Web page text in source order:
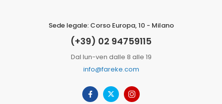
Sede legale: Corso Europa, 10 - Milano
(+39) 02 94759115
Dal lun-ven dalle 8 alle 19
info@fareke.com